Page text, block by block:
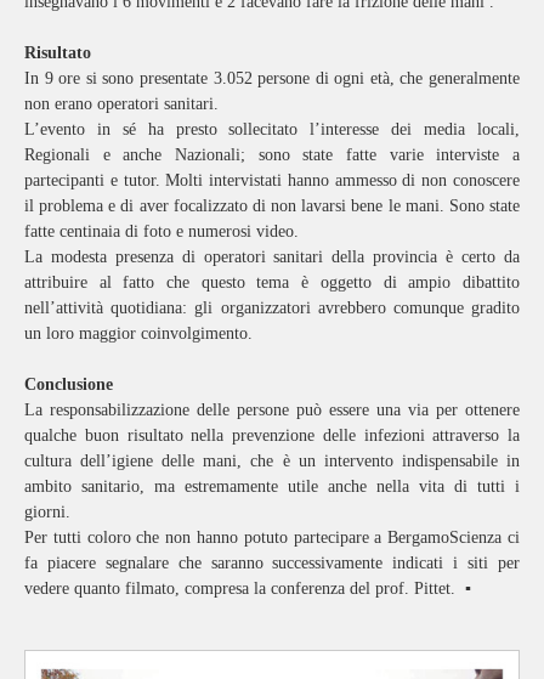
Risultato
In 9 ore si sono presentate 3.052 persone di ogni età, che generalmente
non erano operatori sanitari.
L’evento in sé ha presto sollecitato l’interesse dei media locali,
Regionali e anche Nazionali; sono state fatte varie interviste a
partecipanti e tutor. Molti intervistati hanno ammesso di non conoscere
il problema e di aver focalizzato di non lavarsi bene le mani. Sono state
fatte centinaia di foto e numerosi video.
La modesta presenza di operatori sanitari della provincia è certo da
attribuire al fatto che questo tema è oggetto di ampio dibattito
nell’attività quotidiana: gli organizzatori avrebbero comunque gradito
un loro maggior coinvolgimento.
Conclusione
La responsabilizzazione delle persone può essere una via per ottenere
qualche buon risultato nella prevenzione delle infezioni attraverso la
cultura dell’igiene delle mani, che è un intervento indispensabile in
ambito sanitario, ma estremamente utile anche nella vita di tutti i
giorni.
Per tutti coloro che non hanno potuto partecipare a BergamoScienza ci
fa piacere segnalare che saranno successivamente indicati i siti per
vedere quanto filmato, compresa la conferenza del prof. Pittet. ▪